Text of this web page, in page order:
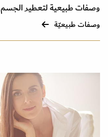
وصفات طبيعية لتعطير الجسم
وصفات طبيعيّة